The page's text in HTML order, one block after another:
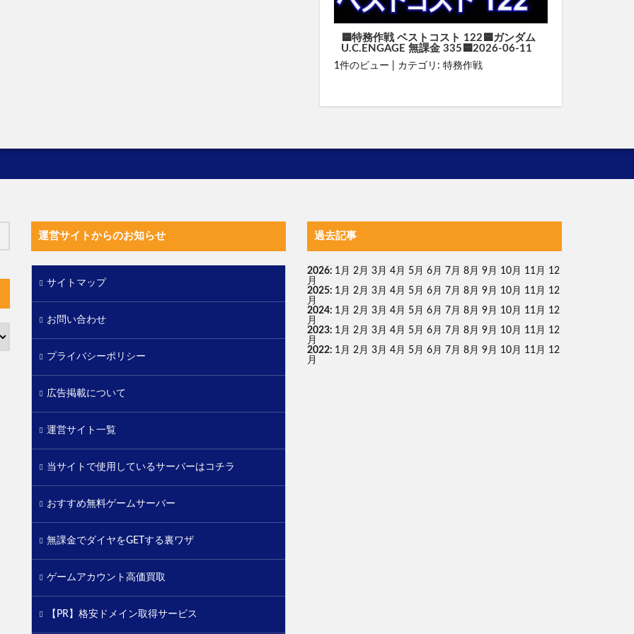
🟦特務作戦 ベストコスト 122🟦ガンダム
U.C.ENGAGE 無課金 335🟦2026-06-11
1件のビュー カテゴリ: 特務作戦
運営サイトからのお知らせ
サイトマップ
お問い合わせ
プライバシーポリシー
広告掲載について
運営サイト一覧
当サイトで使用しているサーバーはコチラ
おすすめ無料ゲームサーバー
無課金でダイヤをGETする裏ワザ
ゲームアカウント高価買取
【PR】格安ドメイン取得サービス
過去記事
2026: 1月 2月 3月 4月 5月 6月 7月 8月 9月 10月 11月
12
月
2025: 1月 2月 3月 4月 5月 6月 7月 8月 9月 10月 11月
12
月
2024: 1月 2月 3月 4月 5月 6月 7月 8月 9月 10月 11月
12
月
2023: 1月 2月 3月 4月 5月 6月 7月 8月 9月 10月 11月
12
月
2022: 1月 2月 3月 4月 5月 6月 7月 8月 9月 10月 11月
12
月